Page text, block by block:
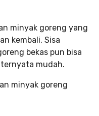
minyak goreng yang
kembali. Sisa
bekas pun bisa
mudah.
minyak goreng